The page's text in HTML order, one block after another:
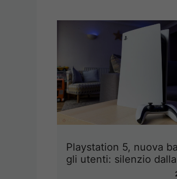
Playstation 5, nuova
gli utenti: silenzio